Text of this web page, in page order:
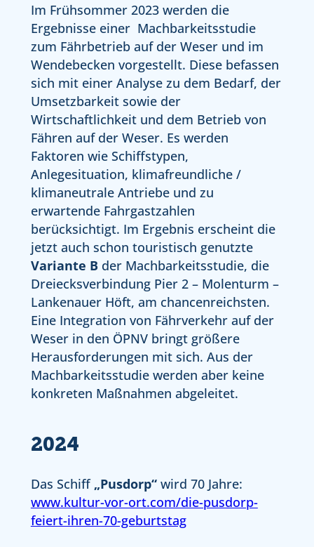
Im Frühsommer 2023 werden die
Ergebnisse einer Machbarkeitsstudie
zum Fährbetrieb auf der Weser und im
Wendebecken vorgestellt. Diese befassen
sich mit einer Analyse zu dem Bedarf, der
Umsetzbarkeit sowie der
Wirtschaftlichkeit und dem Betrieb von
Fähren auf der Weser. Es werden
Faktoren wie Schiffstypen,
Anlegesituation, klimafreundliche /
klimaneutrale Antriebe und zu
erwartende Fahrgastzahlen
berücksichtigt. Im Ergebnis erscheint die
jetzt auch schon touristisch genutzte
Variante B der Machbarkeitsstudie, die
Dreiecksverbindung Pier 2 – Molenturm –
Lankenauer Höft, am chancenreichsten.
Eine Integration von Fährverkehr auf der
Weser in den ÖPNV bringt größere
Herausforderungen mit sich. Aus der
Machbarkeitsstudie werden aber keine
konkreten Maßnahmen abgeleitet.
2024
Das Schiff „Pusdorp“wird 70 Jahre:
www.kultur-vor-ort.com/die-pusdorp-
feiert-ihren-70-geburtstag